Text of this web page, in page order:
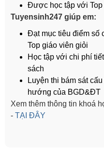
Được học tập với
Tuyensinh247 giúp em:
Đạt mục tiêu điểm số
Top giáo viên giỏi
Học tập với chi phí
sách
Luyện thi bám sát
hướng của BGD&ĐT
Xem thêm thông tin khoá
- TẠI ĐÂY